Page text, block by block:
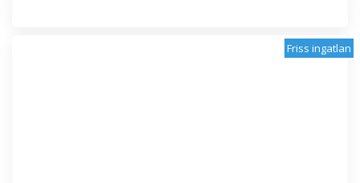
Friss ingatlan